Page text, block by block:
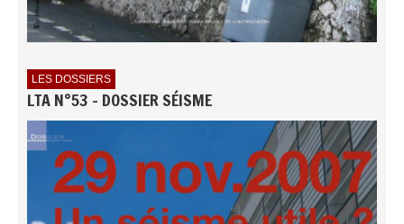
LES DOSSIERS
LTA N°53 - DOSSIER SÉISME